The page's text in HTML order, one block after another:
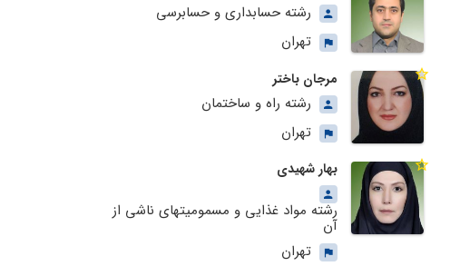
رشته حسابداری و حسابرسی
تهران
مرجان باختر
رشته راه و ساختمان
تهران
بهار شهیدی
رشته مواد غذایی و مسمومیتهای ناشی از
آن
تهران